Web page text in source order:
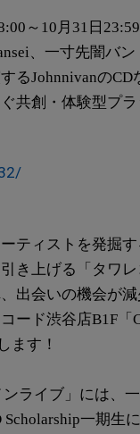
～10月31日
、一寸先闇バ
るJohnnivanの
共創・体験型プ
ティストを発掘
き上げる「タワ
出会いの機会が
ード渋谷店B1F「
ます！
ライブ」には、
一期生